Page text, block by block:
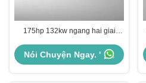
175hp 132kw ngang hai giai
nén nam châm vĩnh viễn
Nói Chuyện Ngay. '